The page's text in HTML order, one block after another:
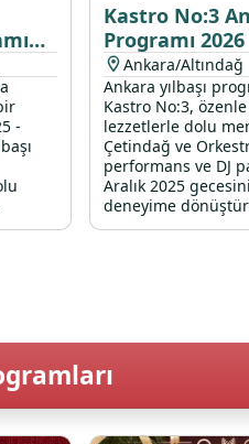
-
Kastro No:3
Programı 2026
Ankara/Altındağ
Ankara yılbaşı
Kastro No:3, özenle
lezzetlerle dolu
Çetindağ ve
performans ve DJ
Aralık 2025
deneyime